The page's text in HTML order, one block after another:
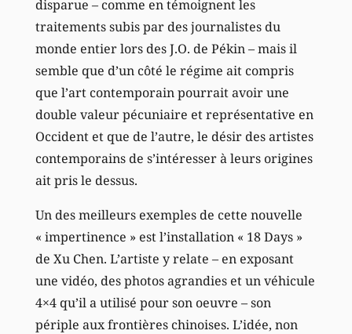
disparue – comme en témoignent les
traitements subis par des journalistes du
monde entier lors des J.O. de Pékin – mais il
semble que d’un côté le régime ait compris
que l’art contemporain pourrait avoir une
double valeur pécuniaire et représentative en
Occident et que de l’autre, le désir des artistes
contemporains de s’intéresser à leurs origines
ait pris le dessus.
Un des meilleurs exemples de cette nouvelle
« impertinence » est l’installation « 18 Days »
de Xu Chen. L’artiste y relate – en exposant
une vidéo, des photos agrandies et un véhicule
4×4 qu’il a utilisé pour son oeuvre – son
périple aux frontières chinoises. L’idée, non